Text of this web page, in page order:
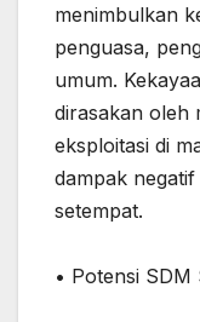
menimbulkan
‎penguasa,
umum.
dirasakan oleh
eksploitasi di
dampak
setempat.
‎• Potensi